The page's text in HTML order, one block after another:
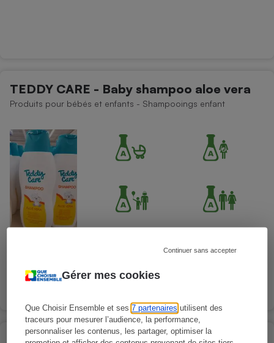
Gérer mes cookies
Que Choisir Ensemble et ses7 partenaires utilisent des
traceurs pour mesurer l’audience, la performance,
personnaliser les contenus, les partager, optimiser la
Continuer sans accepter
TEDDY CARE - Baby shampoo aloe vera
Produits pour bébés et enfants - Shampooings enfant